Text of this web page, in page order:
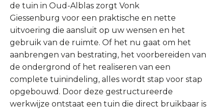
de tuin in Oud-Alblas zorgt Vonk
Giessenburg voor een praktische en nette
uitvoering die aansluit op uw wensen en het
gebruik van de ruimte. Of het nu gaat om het
aanbrengen van bestrating, het voorbereiden van
de ondergrond of het realiseren van een
complete tuinindeling, alles wordt stap voor stap
opgebouwd. Door deze gestructureerde
werkwijze ontstaat een tuin die direct bruikbaar is